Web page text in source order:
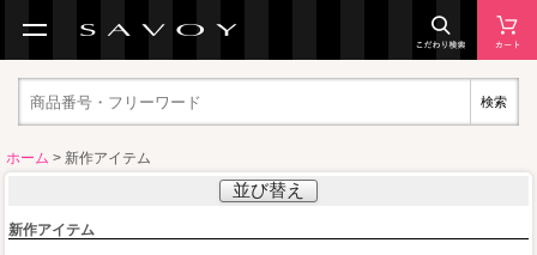
検索
ホーム > 新作アイテム
並び替え
新作アイテム